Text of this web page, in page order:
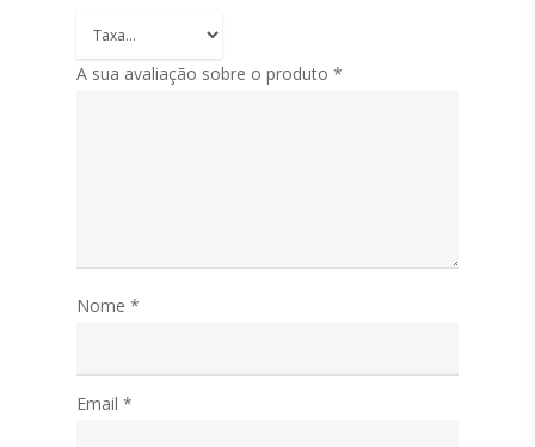
A sua avaliação sobre o produto *
Nome *
Email *